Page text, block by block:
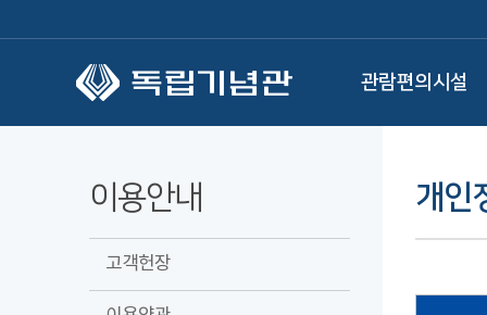
관람편의시설
이용안내
고객헌장
개인